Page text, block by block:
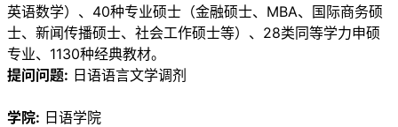
英语数学）、40种专业硕士（金融硕士、MBA、国际商务硕
士、新闻传播硕士、社会工作硕士等）、28类同等学力申硕
专业、1130种经典教材。
提问问题: 日语语言文学调剂
学院: 日语学院